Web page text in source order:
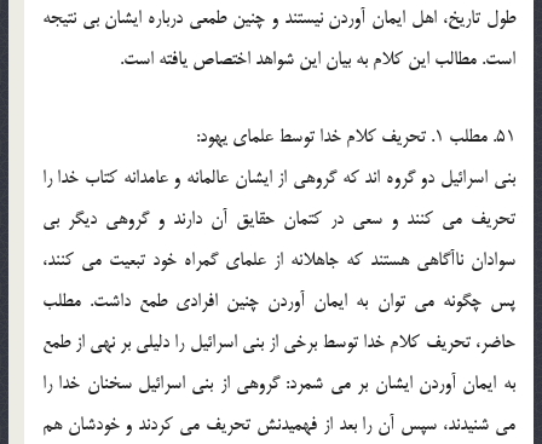
طول تاريخ، اهل ايمان آوردن نيستند و چنين طمعي درباره ايشان بي نتيجه
است. مطالب اين کلام به بيان اين شواهد اختصاص يافته است.
51. مطلب 1. تحريف کلام خدا توسط علماي يهود:
بني اسرائيل دو گروه اند که گروهي از ايشان عالمانه و عامدانه کتاب خدا را
تحريف مي کنند و سعي در کتمان حقايق آن دارند و گروهي ديگر بي
سوادان ناآگاهي هستند که جاهلانه از علماي گمراه خود تبعيت مي کنند،
پس چگونه مي توان به ايمان آوردن چنين افرادي طمع داشت. مطلب
حاضر، تحريف کلام خدا توسط برخي از بني اسرائيل را دليلي بر نهي از طمع
به ايمان آوردن ايشان بر مي شمرد: گروهي از بني اسرائيل سخنان خدا را
مي شنيدند، سپس آن را بعد از فهميدنش تحريف مي کردند و خودشان هم